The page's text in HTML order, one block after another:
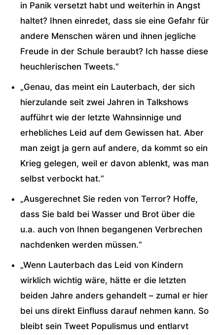
in Panik versetzt habt und weiterhin in Angst
haltet? Ihnen einredet, dass sie eine Gefahr für
andere Menschen wären und ihnen jegliche
Freude in der Schule beraubt? Ich hasse diese
heuchlerischen Tweets.“
„Genau, das meint ein Lauterbach, der sich
hierzulande seit zwei Jahren in Talkshows
aufführt wie der letzte Wahnsinnige und
erhebliches Leid auf dem Gewissen hat. Aber
man zeigt ja gern auf andere, da kommt so ein
Krieg gelegen, weil er davon ablenkt, was man
selbst verbockt hat.“
„Ausgerechnet Sie reden von Terror? Hoffe,
dass Sie bald bei Wasser und Brot über die
u.a. auch von Ihnen begangenen Verbrechen
nachdenken werden müssen.“
„Wenn Lauterbach das Leid von Kindern
wirklich wichtig wäre, hätte er die letzten
beiden Jahre anders gehandelt – zumal er hier
bei uns direkt Einfluss darauf nehmen kann. So
bleibt sein Tweet Populismus und entlarvt